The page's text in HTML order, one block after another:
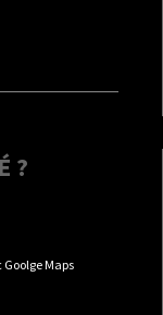
?
Maps